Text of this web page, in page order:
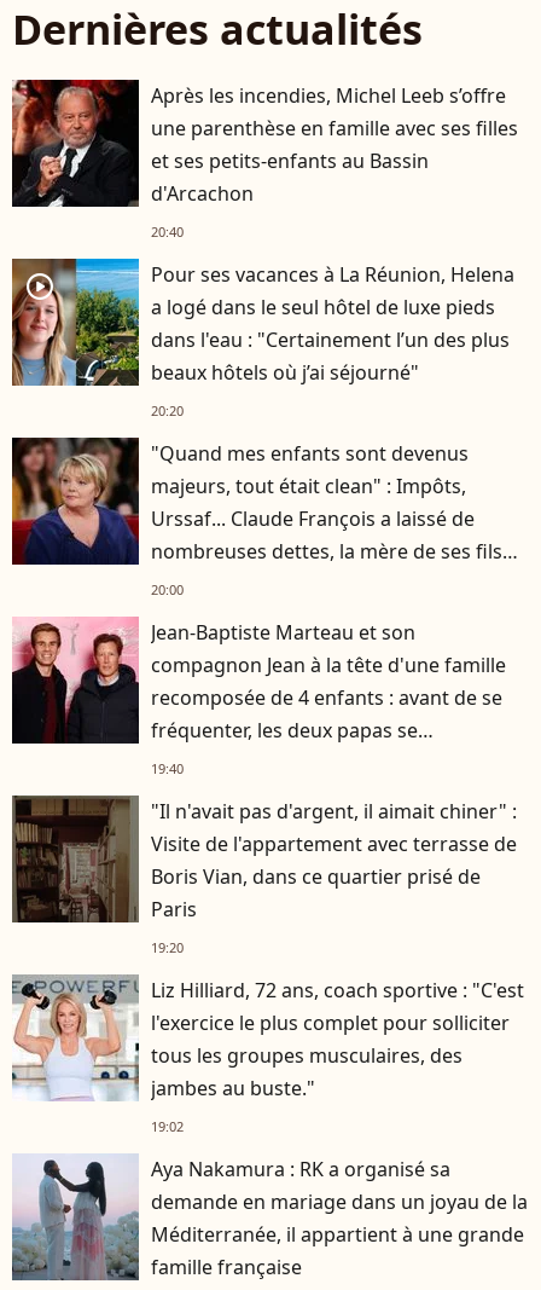
Dernières actualités
Après les incendies, Michel Leeb s’offre
une parenthèse en famille avec ses filles
et ses petits-enfants au Bassin
d'Arcachon
20:40
player2
Pour ses vacances à La Réunion, Helena
a logé dans le seul hôtel de luxe pieds
dans l'eau : "Certainement l’un des plus
beaux hôtels où j’ai séjourné"
20:20
"Quand mes enfants sont devenus
majeurs, tout était clean" : Impôts,
Urssaf... Claude François a laissé de
nombreuses dettes, la mère de ses fils
s'est occupée de tout
20:00
Jean-Baptiste Marteau et son
compagnon Jean à la tête d'une famille
recomposée de 4 enfants : avant de se
fréquenter, les deux papas se
connaissaient depuis des années
19:40
"Il n'avait pas d'argent, il aimait chiner" :
Visite de l'appartement avec terrasse de
Boris Vian, dans ce quartier prisé de
Paris
19:20
Liz Hilliard, 72 ans, coach sportive : "C'est
l'exercice le plus complet pour solliciter
tous les groupes musculaires, des
jambes au buste."
19:02
Aya Nakamura : RK a organisé sa
demande en mariage dans un joyau de la
Méditerranée, il appartient à une grande
famille française